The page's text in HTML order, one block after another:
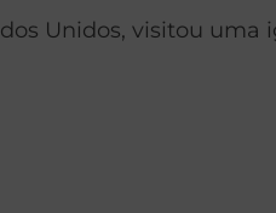
Unidos, visitou uma